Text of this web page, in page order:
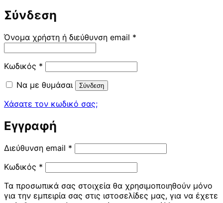
Σύνδεση
Όνομα χρήστη ή διεύθυνση email *
Κωδικός * Απαιτείται
Να με θυμάσαι
Σύνδεση
Χάσατε τον κωδικό σας;
Εγγραφή
Διεύθυνση email * Απαιτείται
Κωδικός * Απαιτείται
Τα προσωπικά σας στοιχεία θα χρησιμοποιηθούν μόνο
για την εμπειρία σας στις ιστοσελίδες μας, για να έχετε